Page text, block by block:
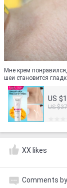
Мне крем
шеи становится
US
US
XX likes
Comments